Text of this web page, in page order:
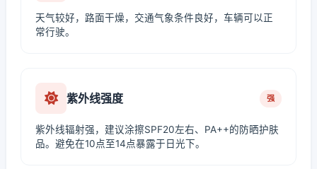
天气较好，路面干燥，交通气象条件良好，车辆可以正
常行驶。
紫外线强度 强
紫外线辐射强，建议涂擦SPF20左右、PA++的防晒护肤
品。避免在10点至14点暴露于日光下。